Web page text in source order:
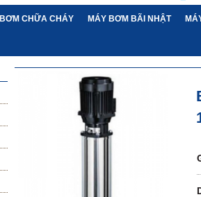
BƠM CHỮA CHÁY MÁY BƠM BÃI NHẬT